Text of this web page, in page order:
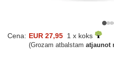
Cena: EUR 27,95 1 x koks
(Grozam atbalstam atjaunot